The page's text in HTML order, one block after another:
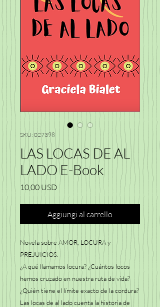
SKU: 027398
LAS LOCAS DE AL
LADO E-Book
10,00 USDPrezzo
Aggiungi al carrello
Novela sobre AMOR, LOCURA y
PREJUICIOS.
¿A qué llamamos locura? ¿Cuántos locos
hemos cruzado en nuestra ruta de vida?
¿Quién tiene el límite exacto de la cordura?
Las locas de al lado cuenta la historia de